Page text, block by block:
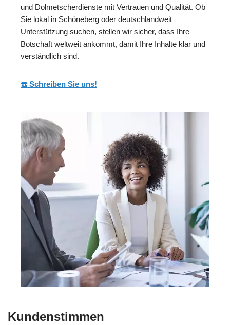
und Dolmetscherdienste mit Vertrauen und Qualität. Ob
Sie lokal in Schöneberg oder deutschlandweit
Unterstützung suchen, stellen wir sicher, dass Ihre
Botschaft weltweit ankommt, damit Ihre Inhalte klar und
verständlich sind.
☎️ Schreiben Sie uns!
Kundenstimmen